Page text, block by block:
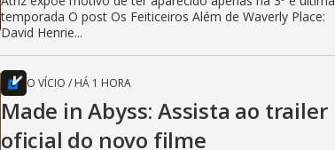
temporada O post Os Feiticeiros Além de Waverly Place:
David Henrie...
O VÍCIO / HÁ 1 HORA
Made in Abyss: Assista ao trailer
oficial do novo filme